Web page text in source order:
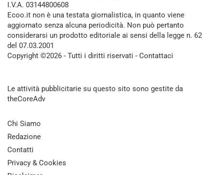
I.V.A. 03144800608
Ecoo.it non è una testata giornalistica, in quanto viene
aggiornato senza alcuna periodicità. Non può pertanto
considerarsi un prodotto editoriale ai sensi della legge n. 62
del 07.03.2001
Copyright ©2026 - Tutti i diritti riservati - Contattaci
Le attività pubblicitarie su questo sito sono gestite da
theCoreAdv
Chi Siamo
Redazione
Contatti
Privacy & Cookies